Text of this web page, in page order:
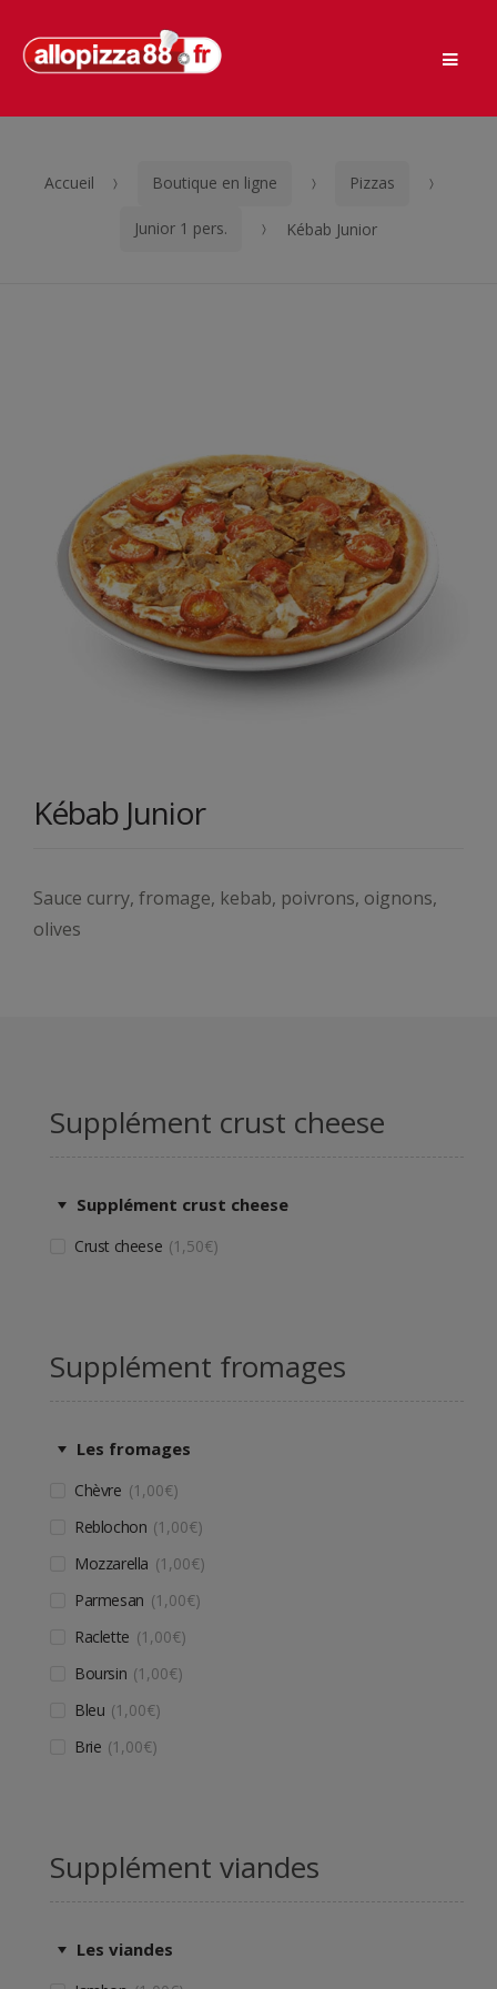
Passer
Aller
Accueil Boutique en ligne Pizzas
Junior 1 pers. Kébab Junior
Kébab Junior
Sauce curry, fromage, kebab, poivrons, oignons,
olives
Supplément crust cheese
Supplément crust cheese
Crust cheese 1,50€
Supplément fromages
Les fromages
Chèvre 1,00€
Reblochon
1,00€
Mozzarella
1,00€
Parmesan 1,00€
Raclette 1,00€
Boursin
1,00€
Bleu
1,00€
Brie
1,00€
Supplément viandes
Les viandes